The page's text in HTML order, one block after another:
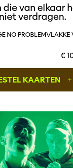
die van elkaar
verdragen.
NO PROBLEMVLAKKE
€
KAARTEN +